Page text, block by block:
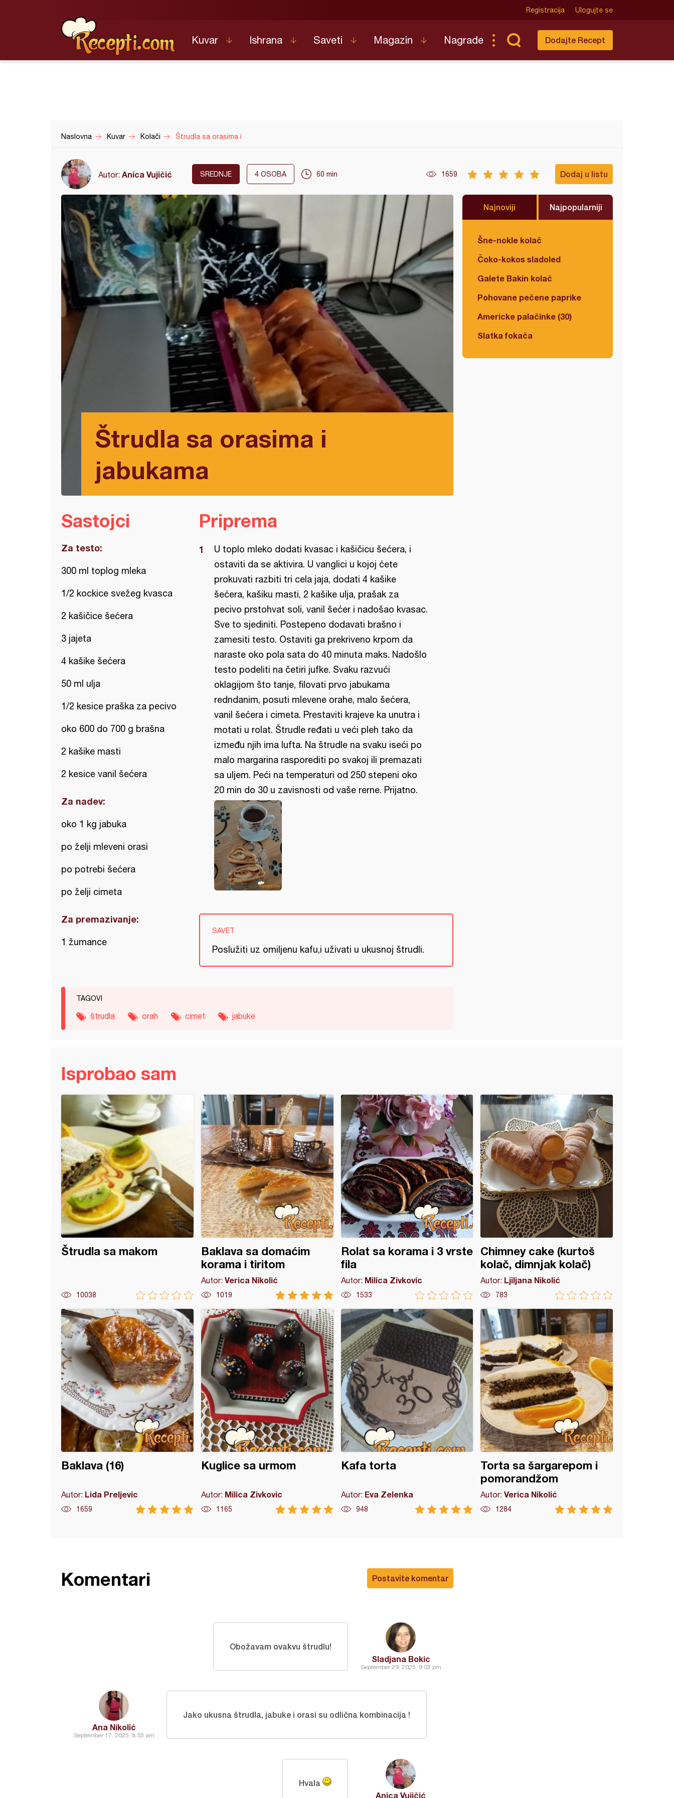
Registracija Ulogujte se
Kuvar Ishrana Saveti Magazin Nagrade Dodajte Recept
Naslovna Kuvar Kolači Štrudla sa orasima i
Autor: Anica Vujičić SREDNJE 4 OSOBA 60 min 1659 Dodaj u listu
Štrudla sa orasima i
jabukama
Najnoviji Najpopularniji
Šne-nokle kolač
Čoko-kokos sladoled
Galete Bakin kolač
Pohovane pečene paprike
Americke palačinke (30)
Slatka fokača
Sastojci
Za testo:
300 ml toplog mleka
1/2 kockice svežeg kvasca
2 kašičice šećera
3 jajeta
4 kašike šećera
50 ml ulja
1/2 kesice praška za pecivo
oko 600 do 700 g brašna
2 kašike masti
2 kesice vanil šećera
Za nadev:
oko 1 kg jabuka
po želji mleveni orasi
po potrebi šećera
po želji cimeta
Za premazivanje:
1 žumance
Priprema
U toplo mleko dodati kvasac i kašičicu šećera, i
ostaviti da se aktivira. U vanglici u kojoj ćete
prokuvati razbiti tri cela jaja, dodati 4 kašike
šećera, kašiku masti, 2 kašike ulja, prašak za
pecivo prstohvat soli, vanil šećer i nadošao kvasac.
Sve to sjediniti. Postepeno dodavati brašno i
zamesiti testo. Ostaviti ga prekriveno krpom da
naraste oko pola sata do 40 minuta maks. Nadošlo
testo podeliti na četiri jufke. Svaku razvući
oklagijom što tanje, filovati prvo jabukama
redndanim, posuti mlevene orahe, malo šećera,
vanil šećera i cimeta. Prestaviti krajeve ka unutra i
motati u rolat. Štrudle ređati u veći pleh tako da
između njih ima lufta. Na štrudle na svaku iseći po
malo margarina rasporediti po svakoj ili premazati
sa uljem. Peći na temperaturi od 250 stepeni oko
20 min do 30 u zavisnosti od vaše rerne. Prijatno.
SAVET
Poslužiti uz omiljenu kafu,i uživati u ukusnoj štrudli.
TAGOVI
štrudla orah cimet jabuke
Isprobao sam
Štrudla sa makom
10038
Baklava sa domaćim
korama i tiritom
Autor: Verica Nikolić
1019
Rolat sa korama i 3 vrste
fila
Autor: Milica Zivkovic
1533
Chimney cake (kurtoš
kolač, dimnjak kolač)
Autor: Ljiljana Nikolić
783
cake (kurtoš kolač, dimnjak kolač)
Baklava (16)
Autor: Lida Preljevic
1659
Kuglice sa urmom
Autor: Milica Zivkovic
1165
Kafa torta
Autor: Eva Zelenka
948
Torta sa šargarepom i
pomorandžom
Autor:Verica Nikolić
1284
šargarepom i pomorandžom
Postavite komentar
Komentari
Sladjana Bokic
September 29, 2025, 9:02 pm
Obožavam ovakvu štrudlu!
Ana Nikolić
September 17, 2025, 8:35 am
Jako ukusna štrudla, jabuke i orasi su odlična kombinacija !
Anica Vujičić
Hvala